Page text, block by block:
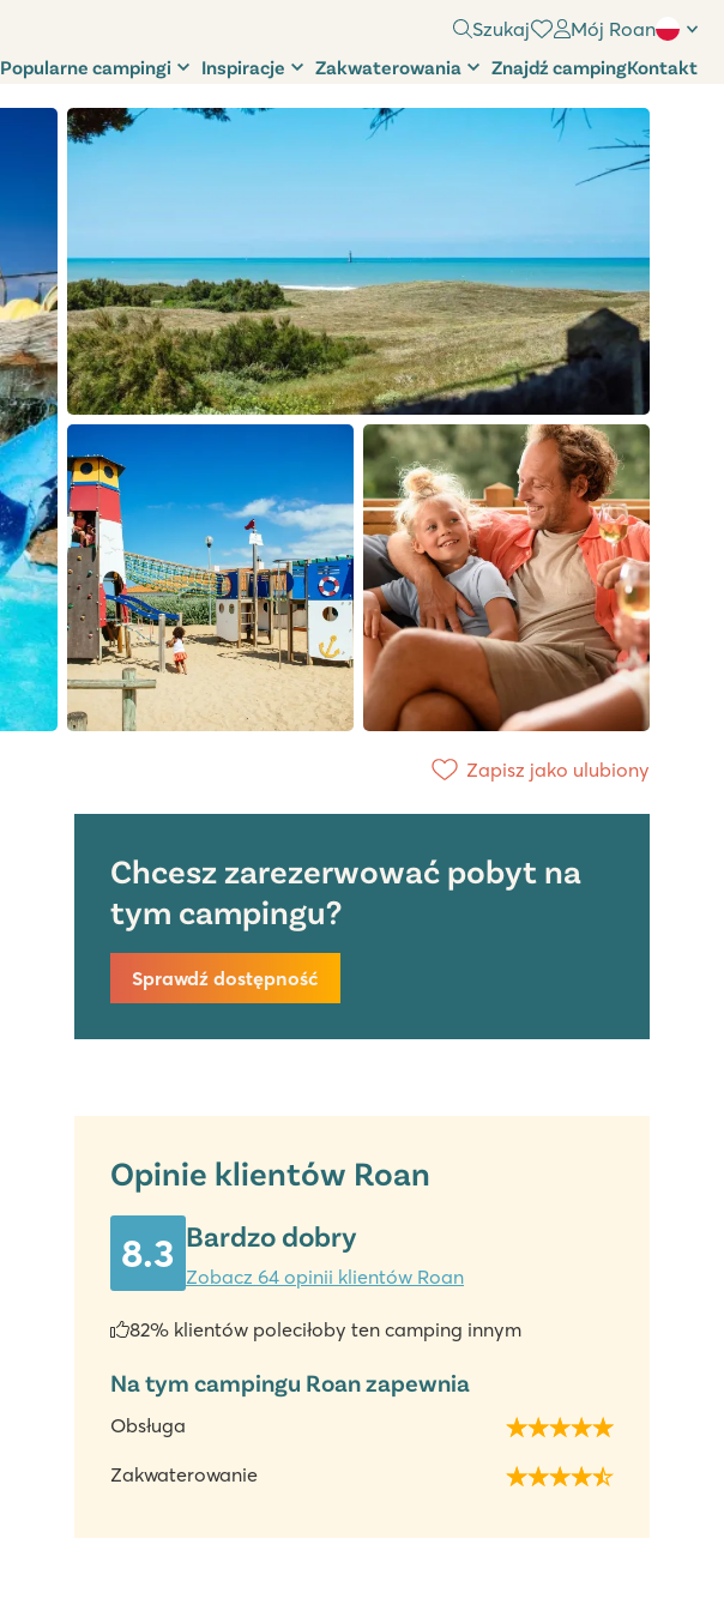
Szukaj Mój Roan
Popularne campingi Inspiracje Zakwaterowania Znajdź campingKontakt
Zapisz jako ulubiony
Chcesz zarezerwować pobyt na
tym campingu?
Sprawdź dostępność
Opinie klientów Roan
8.3 Bardzo dobry
Zobacz 64 opinii klientów Roan
82% klientów poleciłoby ten camping innym
Na tym campingu Roan zapewnia
Obsługa
Zakwaterowanie